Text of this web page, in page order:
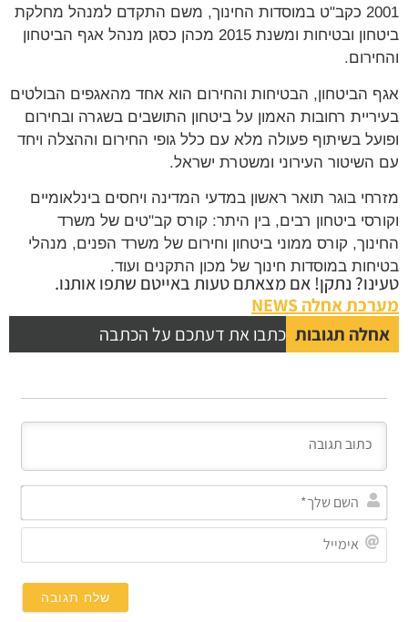
2001 כקב"ט במוסדות החינוך, משם התקדם למנהל מחלקת
ביטחון ובטיחות ומשנת 2015 מכהן כסגן מנהל אגף הביטחון
והחירום.
אגף הביטחון, הבטיחות והחירום הוא אחד מהאגפים הבולטים
בעיריית רחובות האמון על ביטחון התושבים בשגרה ובחירום
ופועל בשיתוף פעולה מלא עם כלל גופי החירום וההצלה ויחד
עם השיטור העירוני ומשטרת ישראל.
מזרחי בוגר תואר ראשון במדעי המדינה ויחסים בינלאומיים
וקורסי ביטחון רבים, בין היתר: קורס קב"טים של משרד
החינוך, קורס ממוני ביטחון וחירום של משרד הפנים, מנהלי
בטיחות במוסדות חינוך של מכון התקנים ועוד.
טעינו? נתקן! אם מצאתם טעות באייטם שתפו אותנו.
מערכת אחלה NEWS
אחלה תגובות כתבו את דעתכם על הכתבה